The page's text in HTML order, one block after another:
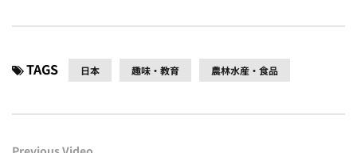
TAGS 日本 趣味・教育 農林水産・食品